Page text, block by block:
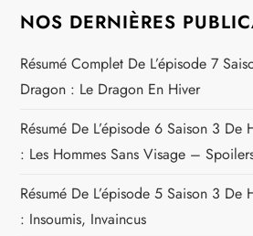
NOS DERNIÈRES
Résumé Complet De L’épisode 7
Dragon : Le Dragon En Hiver
Résumé De L’épisode 6 Saison 3 De
: Les Hommes Sans Visage –
Résumé De L’épisode 5 Saison 3 De
: Insoumis, Invaincus